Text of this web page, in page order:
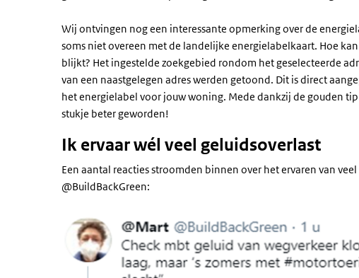
Wij ontvingen nog een interessante opmerking over de
soms niet overeen met de landelijke energielabelkaart. Hoe
blijkt? Het ingestelde zoekgebied rondom het geselecteerde
van een naastgelegen adres werden getoond. Dit is direct
het energielabel voor jouw woning. Mede dankzij de gouden
stukje beter geworden!
Ik ervaar wél veel geluidsoverlast
Een aantal reacties stroomden binnen over het ervaren van
@BuildBackGreen: